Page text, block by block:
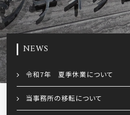
NEWS
令和7年 夏季休業について
当事務所の移転について